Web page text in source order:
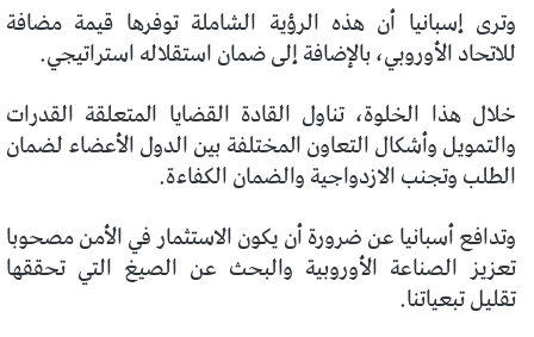
وترى إسبانيا أن هذه الرؤية الشاملة توفرها قيمة مضافة
للاتحاد الأوروبي، بالإضافة إلى ضمان استقلاله استراتيجي.
خلال هذا الخلوة، تناول القادة القضايا المتعلقة القدرات
والتمويل وأشكال التعاون المختلفة بين الدول الأعضاء لضمان
الطلب وتجنب الازدواجية والضمان الكفاءة.
وتدافع أسبانيا عن ضرورة أن يكون الاستثمار في الأمن مصحوبا
تعزيز الصناعة الأوروبية والبحث عن الصيغ التي تحققها
تقليل تبعياتنا.